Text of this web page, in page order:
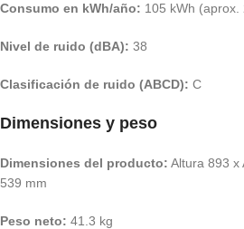
Consumo en kWh/año: 105 kWh (aprox.
Nivel de ruido (dBA): 38
Clasificación de ruido (ABCD): C
Dimensiones y peso
Dimensiones del producto: Altura 893 x
539 mm
Peso neto: 41.3 kg